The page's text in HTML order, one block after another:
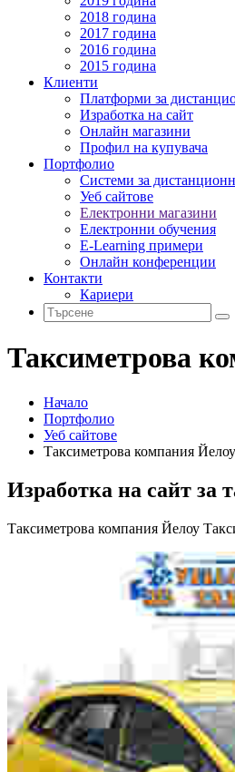
2018 година
2017 година
2016 година
2015 година
Клиенти
Платформи за
Изработка на сайт
Онлайн магазини
Профил на купувача
Портфолио
Системи за
Уеб сайтове
Електронни магазини
Електронни обучения
E-Learning примери
Онлайн конференции
Контакти
Кариери
Таксиметрова
Начало
Портфолио
Уеб сайтове
Таксиметрова компания
Изработка на сайт за
Таксиметрова компания Йелоу